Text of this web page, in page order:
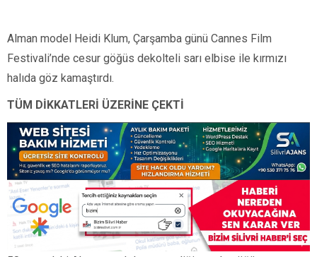
Alman model Heidi Klum, Çarşamba günü Cannes Film
Festivali’nde cesur göğüs dekolteli sarı elbise ile kırmızı
halıda göz kamaştırdı.
TÜM DİKKATLERİ ÜZERİNE ÇEKTİ